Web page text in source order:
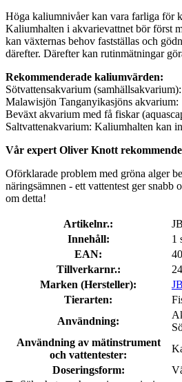
Höga kaliumnivåer kan vara farliga för
Kaliumhalten i akvarievattnet bör först
kan växternas behov fastställas och
därefter. Därefter kan rutinmätningar
Rekommenderade kaliumvärden:
Sötvattensakvarium
Malawisjön Tanganyikasjöns akvarium:
Beväxt akvarium med få fiskar
Saltvattenakvarium: Kaliumhalten kan
Vår expert Oliver Knott
Oförklarade problem med gröna alger
näringsämnen - ett vattentest ger
om detta!
Artikelnr.:
Innehåll:
1
EAN:
Tillverkarnr.:
Marken (Hersteller):
Tierarten:
Användning:
Användning av mätinstrument
och vattentester:
Doseringsform: